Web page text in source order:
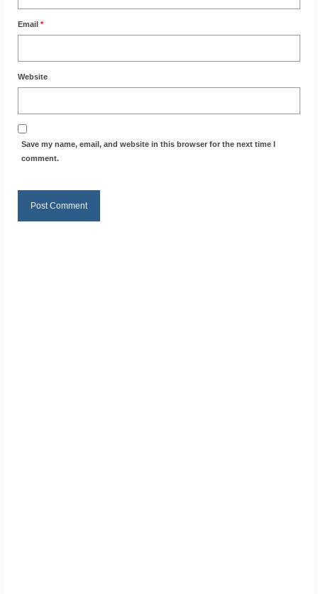
Email *
Website
Save my name, email, and website in this browser for the next time I
comment.